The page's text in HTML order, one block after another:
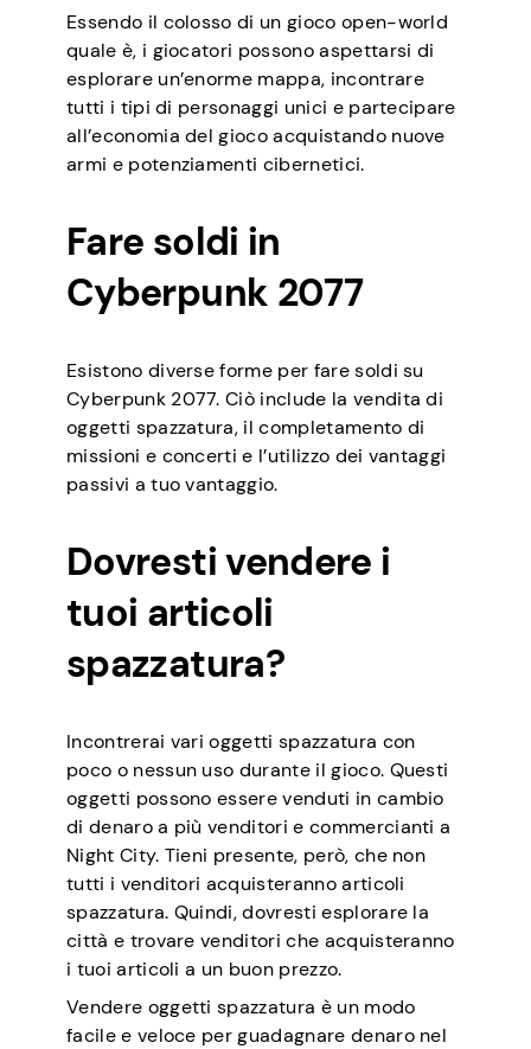
Essendo il colosso di un gioco open-world
quale è, i giocatori possono aspettarsi di
esplorare un’enorme mappa, incontrare
tutti i tipi di personaggi unici e partecipare
all’economia del gioco acquistando nuove
armi e potenziamenti cibernetici.
Fare soldi in
Cyberpunk 2077
Esistono diverse forme per fare soldi su
Cyberpunk 2077. Ciò include la vendita di
oggetti spazzatura, il completamento di
missioni e concerti e l’utilizzo dei vantaggi
passivi a tuo vantaggio.
Dovresti vendere i
tuoi articoli
spazzatura?
Incontrerai vari oggetti spazzatura con
poco o nessun uso durante il gioco. Questi
oggetti possono essere venduti in cambio
di denaro a più venditori e commercianti a
Night City. Tieni presente, però, che non
tutti i venditori acquisteranno articoli
spazzatura. Quindi, dovresti esplorare la
città e trovare venditori che acquisteranno
i tuoi articoli a un buon prezzo.
Vendere oggetti spazzatura è un modo
facile e veloce per guadagnare denaro nel